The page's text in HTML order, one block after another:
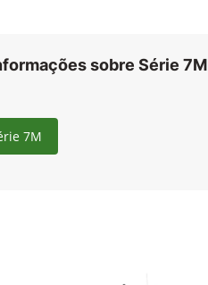
sobre Série 7M
7M